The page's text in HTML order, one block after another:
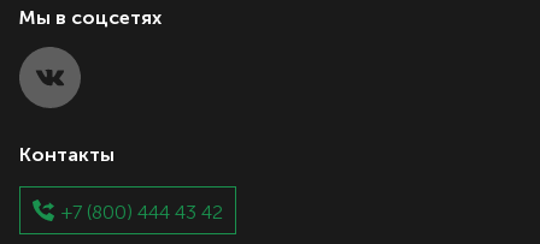
Мы в соцсетях
Контакты
+7 (800) 444 43 42